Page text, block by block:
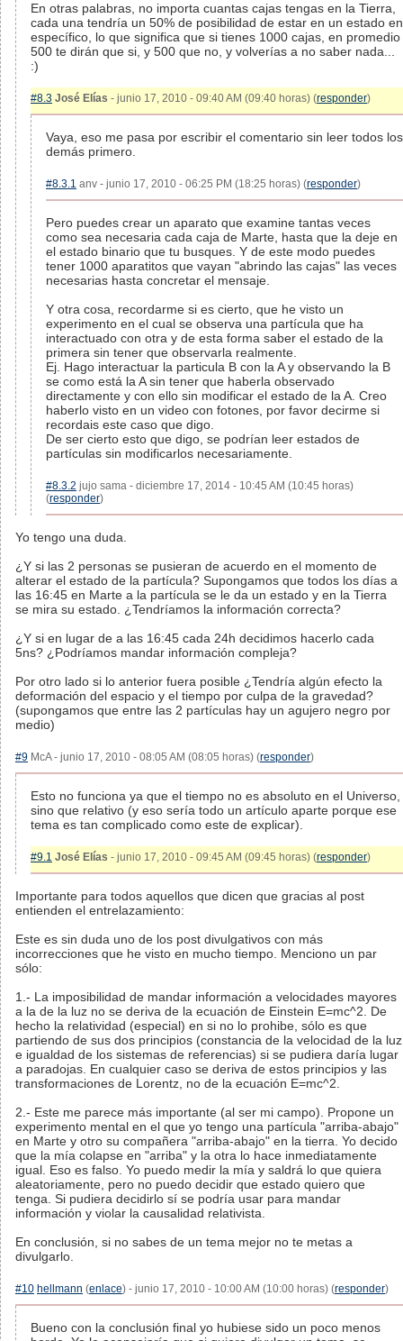
En otras palabras, no importa cuantas cajas tengas en la Tierra,
cada una tendría un 50% de posibilidad de estar en un estado en
específico, lo que significa que si tienes 1000 cajas, en promedio
500 te dirán que si, y 500 que no, y volverías a no saber nada...
:)
#8.3 José Elías - junio 17, 2010 - 09:40 AM (09:40 horas) (responder)
Vaya, eso me pasa por escribir el comentario sin leer todos los
demás primero.
#8.3.1 anv - junio 17, 2010 - 06:25 PM (18:25 horas) (responder)
Pero puedes crear un aparato que examine tantas veces
como sea necesaria cada caja de Marte, hasta que la deje en
el estado binario que tu busques. Y de este modo puedes
tener 1000 aparatitos que vayan "abrindo las cajas" las veces
necesarias hasta concretar el mensaje.
Y otra cosa, recordarme si es cierto, que he visto un
experimento en el cual se observa una partícula que ha
interactuado con otra y de esta forma saber el estado de la
primera sin tener que observarla realmente.
Ej. Hago interactuar la particula B con la A y observando la B
se como está la A sin tener que haberla observado
directamente y con ello sin modificar el estado de la A. Creo
haberlo visto en un video con fotones, por favor decirme si
recordais este caso que digo.
De ser cierto esto que digo, se podrían leer estados de
partículas sin modificarlos necesariamente.
#8.3.2 jujo sama - diciembre 17, 2014 - 10:45 AM (10:45 horas)
(responder)
Yo tengo una duda.
¿Y si las 2 personas se pusieran de acuerdo en el momento de
alterar el estado de la partícula? Supongamos que todos los días a
las 16:45 en Marte a la partícula se le da un estado y en la Tierra
se mira su estado. ¿Tendríamos la información correcta?
¿Y si en lugar de a las 16:45 cada 24h decidimos hacerlo cada
5ns? ¿Podríamos mandar información compleja?
Por otro lado si lo anterior fuera posible ¿Tendría algún efecto la
deformación del espacio y el tiempo por culpa de la gravedad?
(supongamos que entre las 2 partículas hay un agujero negro por
medio)
#9 McA - junio 17, 2010 - 08:05 AM (08:05 horas) (responder)
Esto no funciona ya que el tiempo no es absoluto en el Universo,
sino que relativo (y eso sería todo un artículo aparte porque ese
tema es tan complicado como este de explicar).
#9.1 José Elías - junio 17, 2010 - 09:45 AM (09:45 horas) (responder)
Importante para todos aquellos que dicen que gracias al post
entienden el entrelazamiento:
Este es sin duda uno de los post divulgativos con más
incorrecciones que he visto en mucho tiempo. Menciono un par
sólo:
1.- La imposibilidad de mandar información a velocidades mayores
a la de la luz no se deriva de la ecuación de Einstein E=mc^2. De
hecho la relatividad (especial) en si no lo prohibe, sólo es que
partiendo de sus dos principios (constancia de la velocidad de la luz
e igualdad de los sistemas de referencias) si se pudiera daría lugar
a paradojas. En cualquier caso se deriva de estos principios y las
transformaciones de Lorentz, no de la ecuación E=mc^2.
2.- Este me parece más importante (al ser mi campo). Propone un
experimento mental en el que yo tengo una partícula "arriba-abajo"
en Marte y otro su compañera "arriba-abajo" en la tierra. Yo decido
que la mía colapse en "arriba" y la otra lo hace inmediatamente
igual. Eso es falso. Yo puedo medir la mía y saldrá lo que quiera
aleatoriamente, pero no puedo decidir que estado quiero que
tenga. Si pudiera decidirlo sí se podría usar para mandar
información y violar la causalidad relativista.
En conclusión, si no sabes de un tema mejor no te metas a
divulgarlo.
#10 hellmann (enlace) - junio 17, 2010 - 10:00 AM (10:00 horas) (responder)
Bueno con la conclusión final yo hubiese sido un poco menos